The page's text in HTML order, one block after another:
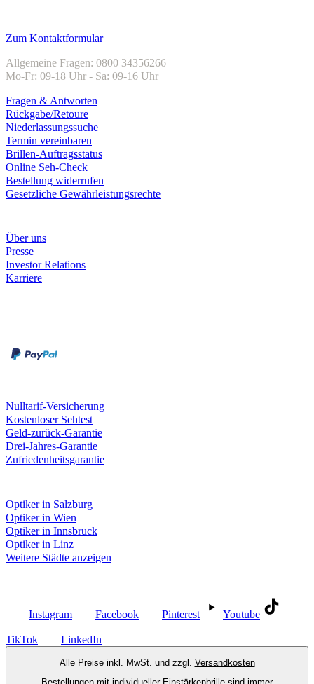
Zum Kontaktformular
Allgemeine Fragen: 0800 34356266
Mo-Fr: 09-18 Uhr - Sa: 09-16 Uhr
Fragen & Antworten
Rückgabe/Retoure
Niederlassungssuche
Termin vereinbaren
Brillen-Auftragsstatus
Online Seh-Check
Bestellung widerrufen
Gesetzliche Gewährleistungsrechte
Über uns
Presse
Investor Relations
Karriere
Nulltarif-Versicherung
Kostenloser Sehtest
Geld-zurück-Garantie
Drei-Jahres-Garantie
Zufriedenheitsgarantie
Optiker in Salzburg
Optiker in Wien
Optiker in Innsbruck
Optiker in Linz
Weitere Städte anzeigen
Instagram Facebook Pinterest Youtube
TikTok LinkedIn
Alle Preise inkl. MwSt. und zzgl. Versandkosten